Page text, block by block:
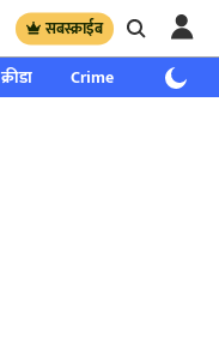
सबस्क्राईब
क्रीडा Crime साप्ताहिक